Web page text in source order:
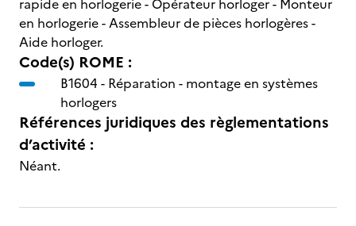
rapide en horlogerie - Opérateur horloger - Monteur
en horlogerie - Assembleur de pièces horlogères -
Aide horloger.
Code(s) ROME :
B1604 - Réparation - montage en systèmes
horlogers
Références juridiques des règlementations
d’activité :
Néant.